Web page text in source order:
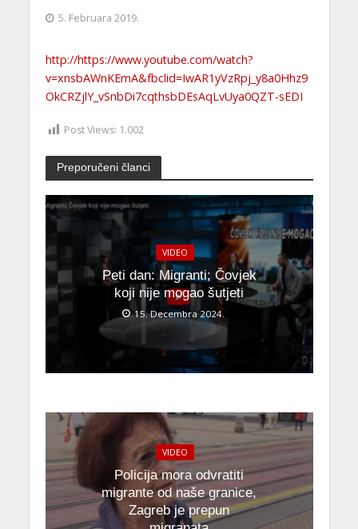
5. Februara 2019.
http://https://www.youtube.com/watch?
v=xnsbAWnKEmA&fbclid=IwAR1yVzRpj_y8a0Hhz9
OkCRZjlY_vSnbDi7cqthsbDEsAqLvUya0QZT-sEDI
Post Views: 1.002
Preporučeni članci
VIDEO
Peti dan: Migranti; Čovjek
koji nije mogao šutjeti
15. Decembra 2024.
VIDEO
Policija mora odvratiti
migrante od naše granice,
Zagreb je prepun